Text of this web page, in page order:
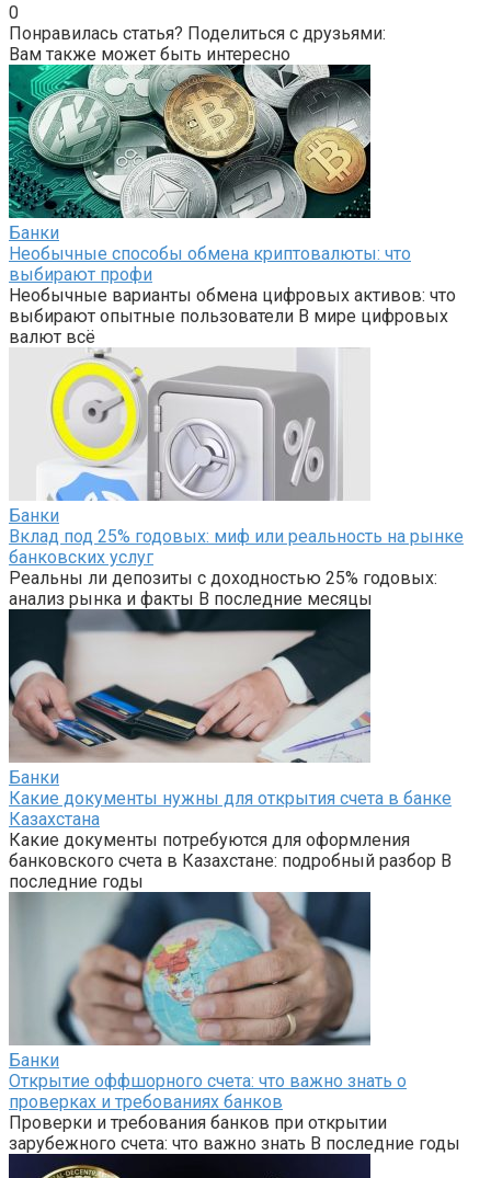
0
Понравилась статья? Поделиться с друзьями:
Вам также может быть интересно
Банки
Необычные способы обмена криптовалюты: что
выбирают профи
Необычные варианты обмена цифровых активов: что
выбирают опытные пользователи В мире цифровых
валют всё
Банки
Вклад под 25% годовых: миф или реальность на рынке
банковских услуг
Реальны ли депозиты с доходностью 25% годовых:
анализ рынка и факты В последние месяцы
Банки
Какие документы нужны для открытия счета в банке
Казахстана
Какие документы потребуются для оформления
банковского счета в Казахстане: подробный разбор В
последние годы
Банки
Открытие оффшорного счета: что важно знать о
проверках и требованиях банков
Проверки и требования банков при открытии
зарубежного счета: что важно знать В последние годы